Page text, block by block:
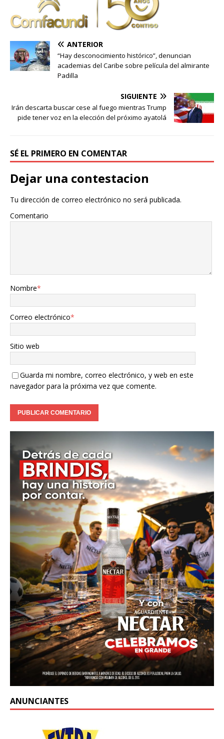
ANTERIOR
“Hay desconocimiento histórico”, denuncian
academias del Caribe sobre película del almirante
Padilla
SIGUIENTE
Irán descarta buscar cese al fuego mientras Trump
pide tener voz en la elección del próximo ayatolá
SÉ EL PRIMERO EN COMENTAR
Dejar una contestacion
Tu dirección de correo electrónico no será publicada.
Comentario
Nombre*
Correo electrónico*
Sitio web
Guarda mi nombre, correo electrónico, y web en este
navegador para la próxima vez que comente.
ANUNCIANTES